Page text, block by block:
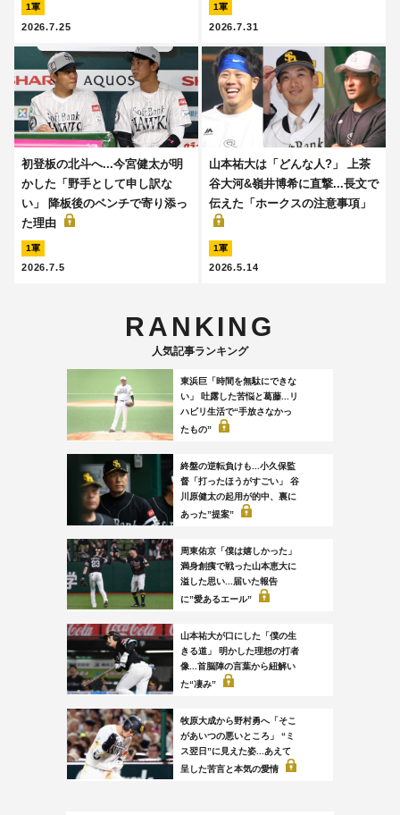
1軍
2026.7.25
1軍
2026.7.31
初登板の北斗へ...今宮健太が明
かした「野手として申し訳な
い」 降板後のベンチで寄り添っ
た理由
1軍
2026.7.5
山本祐大は「どんな人?」 上茶
谷大河&嶺井博希に直撃...長文で
伝えた「ホークスの注意事項」
1軍
2026.5.14
RANKING
人気記事ランキング
東浜巨「時間を無駄にできな
い」 吐露した苦悩と葛藤...リ
ハビリ生活で“手放さなかっ
たもの”
終盤の逆転負けも...小久保監
督「打ったほうがすごい」 谷
川原健太の起用が的中、裏に
あった”提案”
周東佑京「僕は嬉しかった」
満身創痍で戦った山本恵大に
溢した思い...届いた報告
に”愛あるエール”
山本祐大が口にした「僕の生
きる道」 明かした理想の打者
像...首脳陣の言葉から紐解い
た“凄み”
牧原大成から野村勇へ「そこ
があいつの悪いところ」 “ミ
ス翌日”に見えた姿...あえて
呈した苦言と本気の愛情